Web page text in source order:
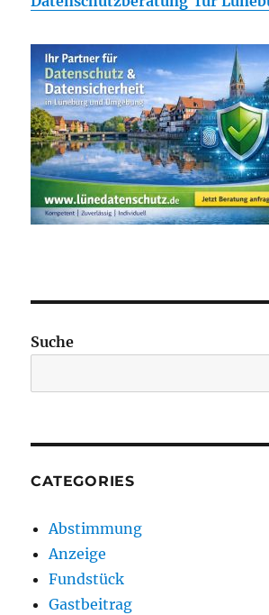
Suche
CATEGORIES
Abstimmung
Anzeige
Fundstück
Gastbeitrag